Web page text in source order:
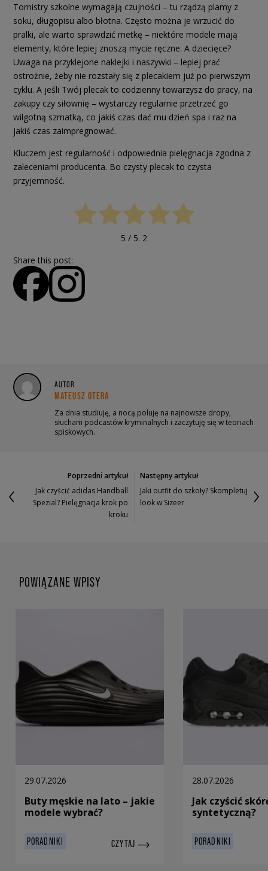
Tornistry szkolne wymagają czujności – tu rządzą plamy z
soku, długopisu albo błotna. Często można je wrzucić do
pralki, ale warto sprawdzić metkę – niektóre modele mają
elementy, które lepiej znoszą mycie ręczne. A dziecięce?
Uwaga na przyklejone naklejki i naszywki – lepiej prać
ostrożnie, żeby nie rozstały się z plecakiem już po pierwszym
cyklu. A jeśli Twój plecak to codzienny towarzysz do pracy, na
zakupy czy siłownię – wystarczy regularnie przetrzeć go
wilgotną szmatką, co jakiś czas dać mu dzień spa i raz na
jakiś czas zaimpregnować.
Kluczem jest regularność i odpowiednia pielęgnacja zgodna z
zaleceniami producenta. Bo czysty plecak to czysta
przyjemność.
5 / 5. 2
Share this post:
AUTOR
MATEUSZ OTERA
Za dnia studiuję, a nocą poluję na najnowsze dropy,
słucham podcastów kryminalnych i zaczytuję się w teoriach
spiskowych.
Poprzedni artykuł
Jak czyścić adidas Handball
Spezial? Pielęgnacja krok po
kroku
Następny artykuł
Jaki outfit do szkoły? Skompletuj
look w Sizeer
POWIĄZANE WPISY
29.07.2026
Buty męskie na lato – jakie
modele wybrać?
PORADNIKI CZYTAJ
28.07.2026
Jak czyścić
syntetyczną?
PORADNIKI